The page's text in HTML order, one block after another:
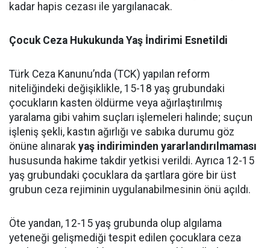
kadar hapis cezası ile yargılanacak.
Çocuk Ceza Hukukunda Yaş İndirimi Esnetildi
Türk Ceza Kanunu’nda (TCK) yapılan reform
niteliğindeki değişiklikle, 15-18 yaş grubundaki
çocukların kasten öldürme veya ağırlaştırılmış
yaralama gibi vahim suçları işlemeleri halinde; suçun
işleniş şekli, kastın ağırlığı ve sabıka durumu göz
önüne alınarak yaş indiriminden yararlandırılmaması
hususunda hakime takdir yetkisi verildi. Ayrıca 12-15
yaş grubundaki çocuklara da şartlara göre bir üst
grubun ceza rejiminin uygulanabilmesinin önü açıldı.
Öte yandan, 12-15 yaş grubunda olup algılama
yeteneği gelişmediği tespit edilen çocuklara ceza